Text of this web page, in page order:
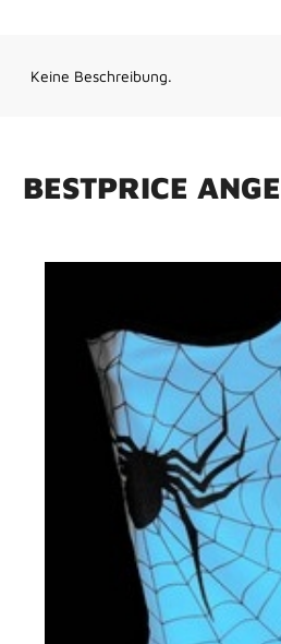
Keine Beschreibung.
BESTPRICE ANGE